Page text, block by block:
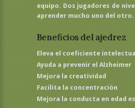
equipo. Dos jugadores de
aprender mucho uno del otro.
Beneficios del ajedrez
Eleva el coeficiente intelectual
Ayuda a prevenir el Alzheimer
Mejora la creatividad
Facilita la concentración
Mejora la conducta en edad